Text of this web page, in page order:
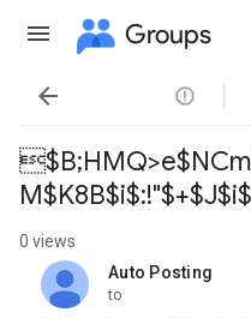
Groups

0 views
Auto Posting
unread,
to